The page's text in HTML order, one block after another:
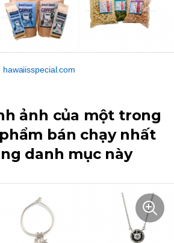
hawaiisspecial.com
ảnh của một trong
bán chạy nhất
danh mục này